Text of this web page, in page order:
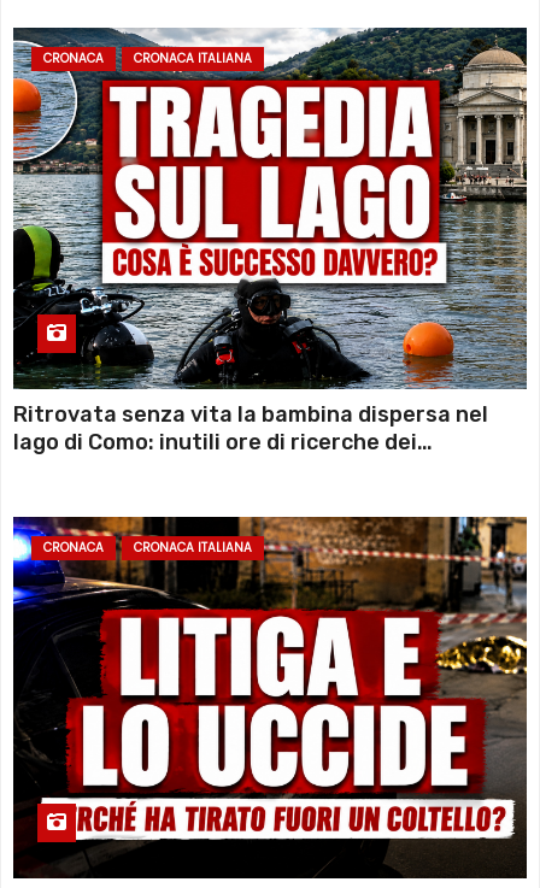
CRONACA CRONACA ITALIANA
Ritrovata senza vita la bambina dispersa nel
lago di Como: inutili ore di ricerche dei
CRONACA CRONACA ITALIANA